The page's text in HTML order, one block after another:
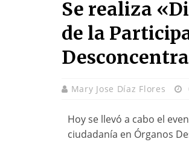
Se realiza
de la
Mary Jose Díaz Flores
Hoy se llevó a cabo el
ciudadanía en Órganos